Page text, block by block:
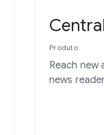
Produto
Reach new
news